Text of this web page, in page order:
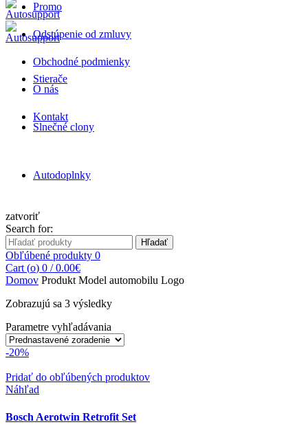
Promo
Odstúpenie od zmluvy
Obchodné podmienky
O nás
Kontakt
Stierače
Slnečné clony
Autodoplnky
zatvoriť
Search for:
Hľadať
Obľúbené produkty 0
Cart (o) 0 / 0.00€
Domov Produkt Model automobilu Logo
Zobrazujú sa 3 výsledky
Parametre vyhľadávania
-20%
Pridať do obľúbených produktov
Náhľad
Bosch Aerotwin Retrofit Set